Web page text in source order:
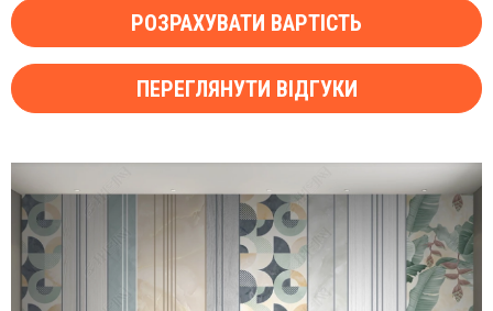
РОЗРАХУВАТИ ВАРТІСТЬ
ПЕРЕГЛЯНУТИ ВІДГУКИ